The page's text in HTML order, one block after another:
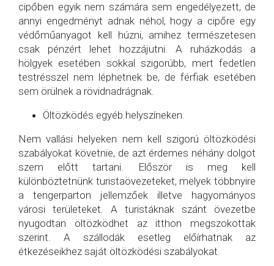
cipőben egyik nem számára sem engedélyezett, de
annyi engedményt adnak néhol, hogy a cipőre egy
védőműanyagot kell húzni, amihez természetesen
csak pénzért lehet hozzájutni. A ruházkodás a
hölgyek esetében sokkal szigorúbb, mert fedetlen
testrésszel nem léphetnek be, de férfiak esetében
sem örülnek a rövidnadrágnak.
Öltözködés egyéb helyszíneken.
Nem vallási helyeken nem kell szigorú öltözködési
szabályokat követnie, de azt érdemes néhány dolgot
szem előtt tartani. Először is meg kell
különböztetnünk turistaövezeteket, melyek többnyire
a tengerparton jellemzőek illetve hagyományos
városi területeket. A turistáknak szánt övezetbe
nyugodtan öltözködhet az itthon megszokottak
szerint. A szállodák esetleg előírhatnak az
étkezéseikhez saját öltözködési szabályokat.